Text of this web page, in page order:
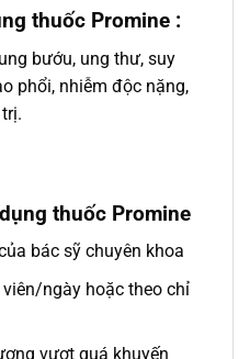
thuốc Promine :
bướu, ung thư, suy
phổi, nhiễm độc nặng,
thuốc Promine
bác sỹ chuyên khoa
ngày hoặc theo chỉ
vượt quá khuyến